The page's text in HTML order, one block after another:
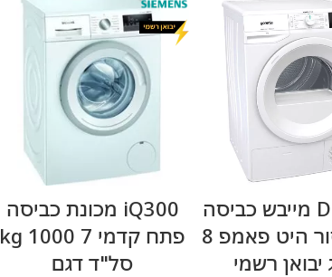
DE82/G מייבש כביסה
קונדנסור היט פאמפ 8
רשמי
iQ300 מכונת כביסה
פתח קדמי 7 kg 1000
סל"ד דגם